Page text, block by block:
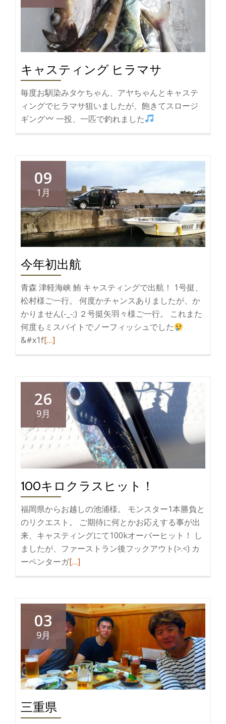
キャスティング ヒラマサ
毎度お馴染みタケちゃん、アヤちゃんとキャステ
ィングでヒラマサ狙いましたが、飽きてスロージ
ギング
一投、一匹で釣れました
09
1月
今年初出航
青森 津軽海峡 鮪 キャスティングで出航！ 1号挺、
松村様ご一行。 何度かチャンスありましたが、か
かりません(-_-;) ２号挺矢羽々様ご一行。 これまた
何度もミスバイトでノーフィッシュでした
&#x1f続
む
今
年
初
出
[…]
26
9月
100キロクラスヒット！
福岡県からお越しの池浦様。 モンスター1本勝負と
のリクエスト。 ご期待に何とかお応えする事が出
来、キャスティングにて100kオーバーヒット！ し
ましたが、ファーストラン後フックアウト(>.<) カ
ーペンターガ続
む
100
キ
ロ
ク
ラ
ス
[…]
03
9月
三重県